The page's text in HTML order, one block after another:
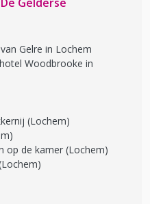
Gelre in Lochem
Woodbrooke in
(Lochem)
op de kamer (Lochem)